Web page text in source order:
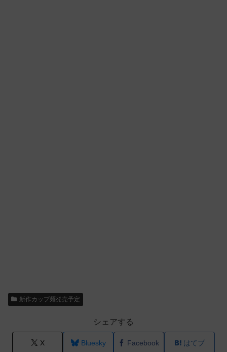
新作カップ麺発売予定
シェアする
X Bluesky Facebook はてブ